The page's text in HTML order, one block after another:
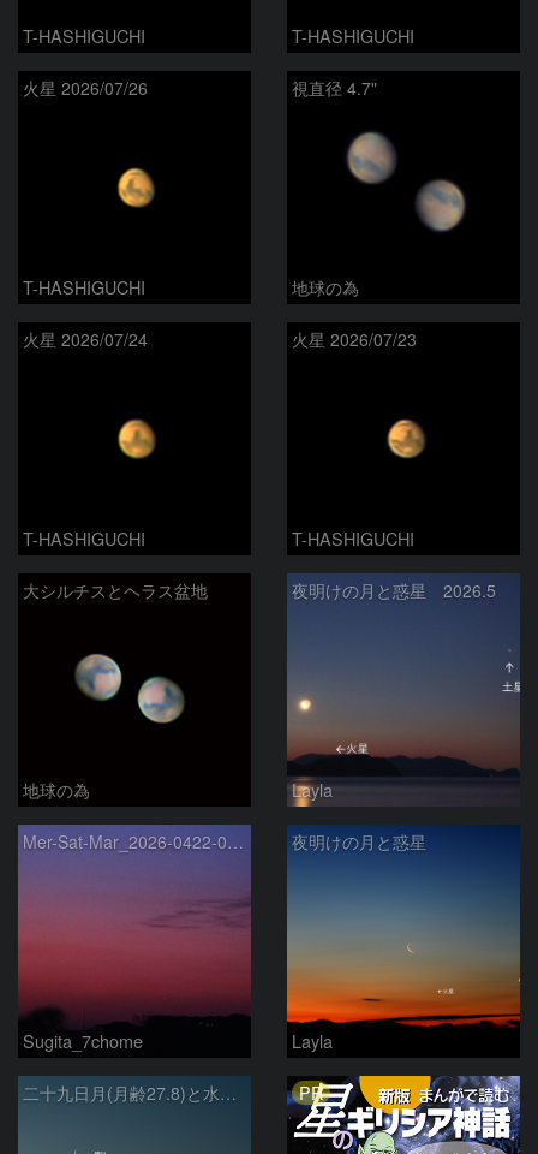
T-HASHIGUCHI T-HASHIGUCHI
火星 2026/07/26
T-HASHIGUCHI
視直径 4.7"
地球の為
火星 2026/07/24
T-HASHIGUCHI
火星 2026/07/23
T-HASHIGUCHI
大シルチスとヘラス盆地
地球の為
夜明けの月と惑星 2026.5
Layla
Mer-Sat-Mar_2026-0422-0430
Sugita_7chome
夜明けの月と惑星
Layla
二十九日月(月齢27.8)と水星、火星との接近(2026.04.16) PR